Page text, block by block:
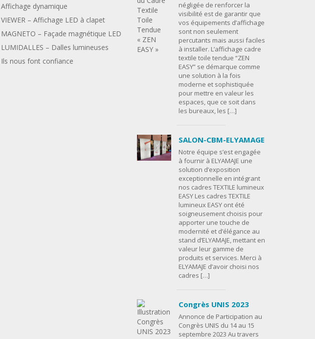
Affichage dynamique
VIEWER – Affichage LED à clapet
MAGNETO – Façade magnétique LED
LUMIDALLES – Dalles lumineuses
Ils nous font confiance
négligée de renforcer la
visibilité est de garantir que
vos équipements d’affichage
sont non seulement
percutants mais aussi faciles
à installer. L’affichage cadre
textile toile tendue “ZEN
EASY” se démarque comme
une solution à la fois
moderne et sophistiquée
pour mettre en valeur les
espaces, que ce soit dans
les bureaux, les […]
SALON-CBM-ELYAMAGE
Notre équipe s’est engagée
à fournir à ELYAMAJE une
solution d’exposition
exceptionnelle en intégrant
nos cadres TEXTILE lumineux
EASY Les cadres TEXTILE
lumineux EASY ont été
soigneusement choisis pour
apporter une touche de
modernité et d’élégance au
stand d’ELYAMAJE, mettant en
valeur leur gamme de
produits et services. Merci à
ELYAMAJE d’avoir choisi nos
cadres […]
Congrès UNIS 2023
Annonce de Participation au
Congrès UNIS du 14 au 15
septembre 2023 Au travers